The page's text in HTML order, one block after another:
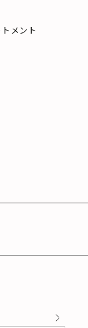
メント